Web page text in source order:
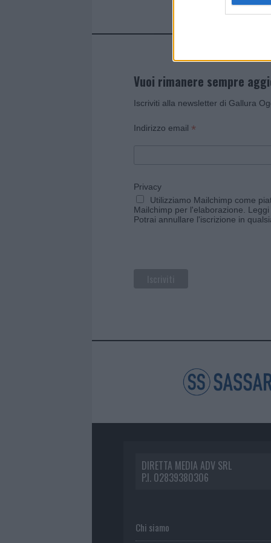
Vuoi rimanere sempre
Iscriviti alla newsletter di Gallura
Indirizzo email *
Privacy
Utilizziamo Mailchimp come
Mailchimp per l'elaborazione.
Potrai annullare l'iscrizione in
DIRETTA MEDIA ADV SRL
P.I. 02839380306
Chi siamo